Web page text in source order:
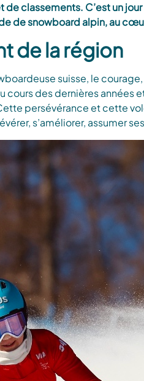
classements. C’est un
de snowboard alpin, au
de la région
suisse, le
cours des dernières
persévérance et cette
s’améliorer, assumer